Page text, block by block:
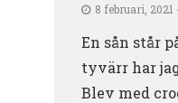
8 februari, 2021
En sån står
tyvärr har
Blev med